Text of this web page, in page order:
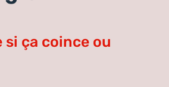
si ça coince ou